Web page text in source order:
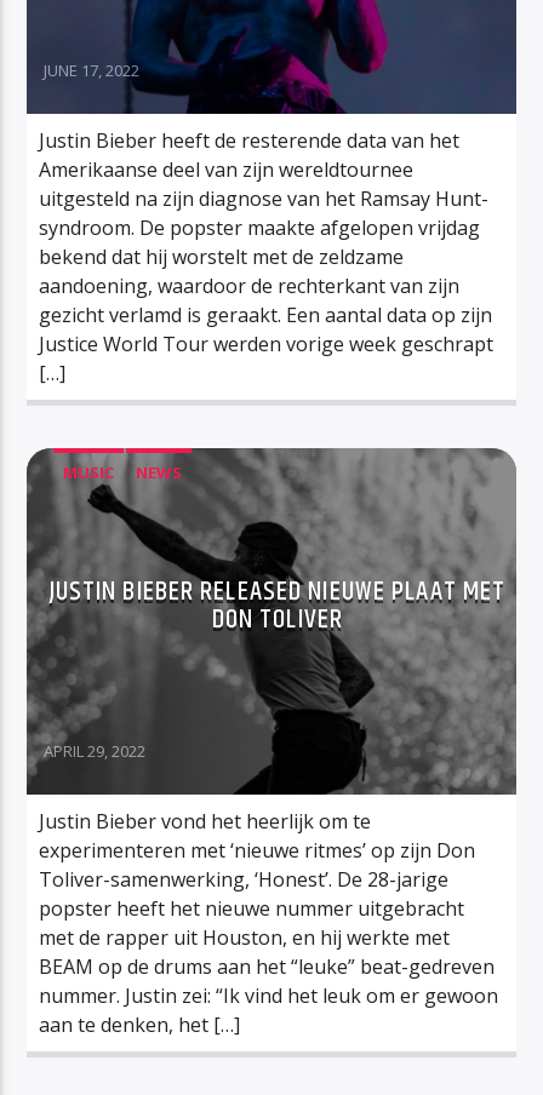
JUNE 17, 2022
Justin Bieber heeft de resterende data van het
Amerikaanse deel van zijn wereldtournee
uitgesteld na zijn diagnose van het Ramsay Hunt-
syndroom. De popster maakte afgelopen vrijdag
bekend dat hij worstelt met de zeldzame
aandoening, waardoor de rechterkant van zijn
gezicht verlamd is geraakt. Een aantal data op zijn
Justice World Tour werden vorige week geschrapt
[…]
MUSIC NEWS
JUSTIN BIEBER RELEASED NIEUWE PLAAT MET
DON TOLIVER
APRIL 29, 2022
Justin Bieber vond het heerlijk om te
experimenteren met ‘nieuwe ritmes’ op zijn Don
Toliver-samenwerking, ‘Honest’. De 28-jarige
popster heeft het nieuwe nummer uitgebracht
met de rapper uit Houston, en hij werkte met
BEAM op de drums aan het “leuke” beat-gedreven
nummer. Justin zei: “Ik vind het leuk om er gewoon
aan te denken, het […]